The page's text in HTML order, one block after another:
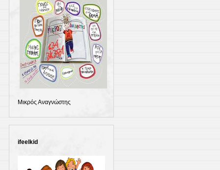
Μικρός Αναγνώστης
ifeelkid